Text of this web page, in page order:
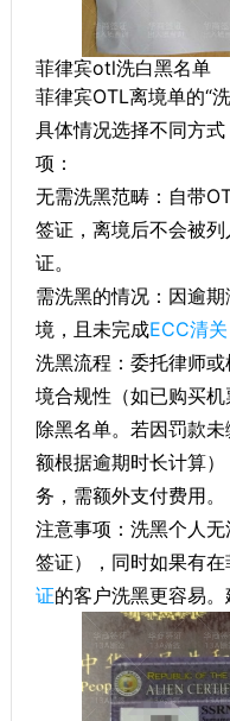
菲律宾otl洗白黑名单
菲律宾OTL离境单的“
具体情况选择不同方
项：
无需洗黑范畴：自带
签证，离境后不会被
证。
需洗黑的情况：因逾
境，且未完成ECC清关
洗黑流程：委托律师
境合规性（如已购买
除黑名单。若因罚款
额根据逾期时长计算）
务，需额外支付费用。
注意事项：洗黑个人
签证），同时如果有
证的客户洗黑更容易。